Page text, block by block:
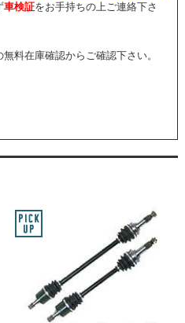
車検証をお手持ちの上ご連絡下さ
料在庫確認からご確認下さい。